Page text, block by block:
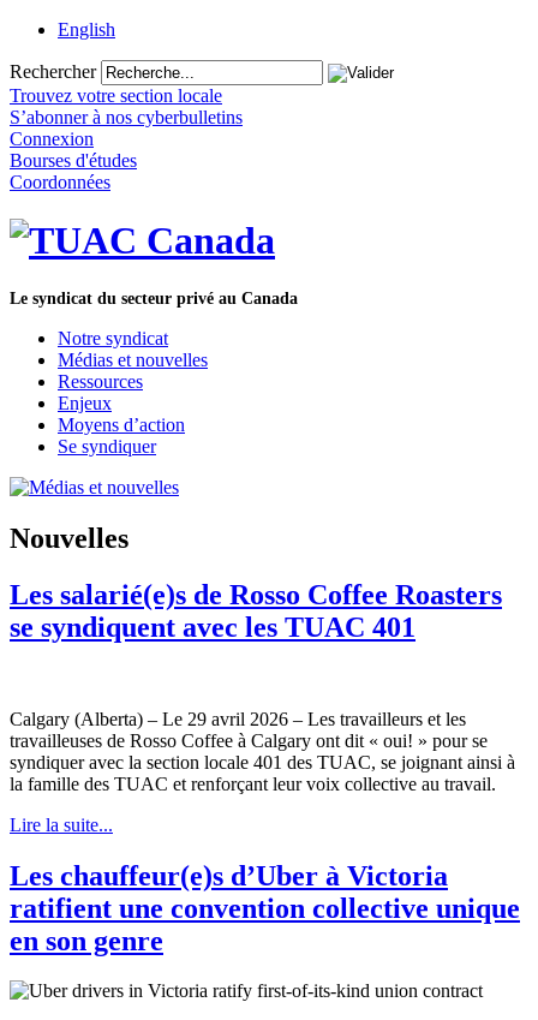
English
Rechercher
Trouvez votre section locale
S’abonner à nos cyberbulletins
Connexion
Bourses d'études
Coordonnées
Le syndicat du secteur privé au Canada
Notre syndicat
Médias et nouvelles
Ressources
Enjeux
Moyens d’action
Se syndiquer
Nouvelles
Les salarié(e)s de Rosso Coffee Roasters
se syndiquent avec les TUAC 401
Calgary (Alberta) – Le 29 avril 2026 – Les travailleurs et les
travailleuses de Rosso Coffee à Calgary ont dit « oui! » pour se
syndiquer avec la section locale 401 des TUAC, se joignant ainsi à
la famille des TUAC et renforçant leur voix collective au travail.
Lire la suite...
Les chauffeur(e)s d’Uber à Victoria
ratifient une convention collective unique
en son genre